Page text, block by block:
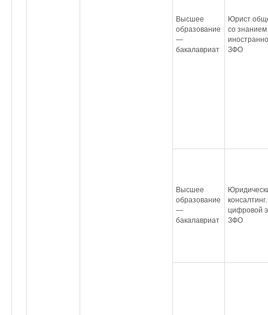
Высшее
образование
—
бакалавриат
Юрист
со знанием
ЗФО
Высшее
образование
—
бакалавриат
цифровой
ЗФО